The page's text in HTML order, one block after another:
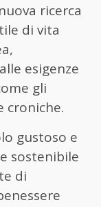
ricerca
di vita
esigenze
gli
croniche.
gustoso e
sostenibile
di